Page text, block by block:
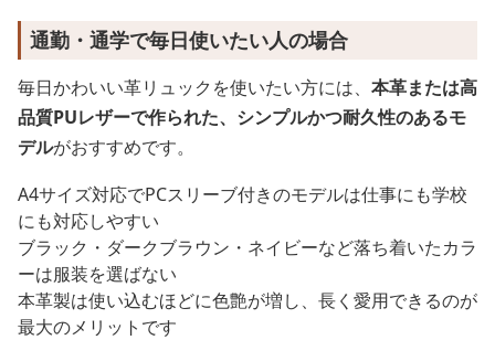
通勤・通学で毎日使いたい人の場合
毎日かわいい革リュックを使いたい方には、 本革または高
品質PUレザーで作られた、シンプルかつ耐久性のあるモ
デルがおすすめです。
A4サイズ対応でPCスリーブ付きのモデルは仕事にも学校
にも対応しやすい
ブラック・ダークブラウン・ネイビーなど落ち着いたカラ
ーは服装を選ばない
本革製は使い込むほどに色艶が増し、長く愛用できるのが
最大のメリットです